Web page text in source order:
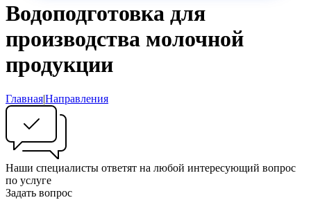
Водоподготовка для
производства молочной
продукции
Главная|Направления
Наши специалисты ответят на любой интересующий вопрос
по услуге
Задать вопрос